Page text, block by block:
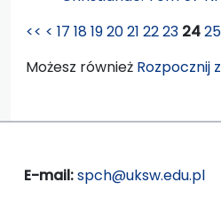
<< < 17 18192021 2223 2425
Możesz również Rozpocznij
E-mail:spch@uksw.edu.pl